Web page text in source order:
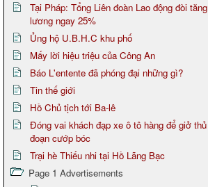
Tại Pháp: Tổng Liên đoàn Lao động đòi tăng
lương ngay 25%
Ủng hộ U.B.H.C khu phố
Mấy lời hiệu triệu của Công An
Báo L'entente đã phóng đại những gì?
Tin thế giới
Hồ Chủ tịch tới Ba-lê
Đóng vai khách đạp xe ô tô hàng để giở thủ
đoạn cướp bóc
Trại hè Thiếu nhi tại Hồ Lãng Bạc
Page 1 Advertisements